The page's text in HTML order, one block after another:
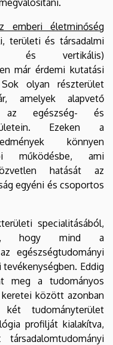
emberi életminőség
területi és társadalmi
és vertikális)
már érdemi kutatási
olyan részterület
amelyek alapvető
az egészség- és
Ezeken a
könnyen
működésbe, ami
hatását az
egyéni és csoportos
specialitásából,
hogy mind a
egészségtudományi
Eddig
meg a tudományos
között azonban
tudományterület
profilját kialakítva,